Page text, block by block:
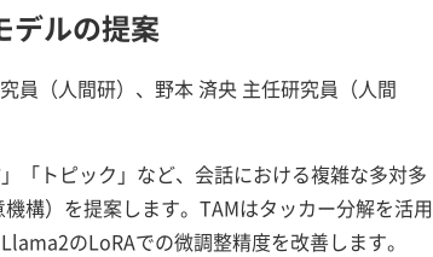
デルの提案
員（人間研）、野本 済央 主任研究員（人間
「トピック」など、会話における複雑な多対多
構）を提案します。TAMはタッカー分解を活用
のLoRAでの微調整精度を改善します。